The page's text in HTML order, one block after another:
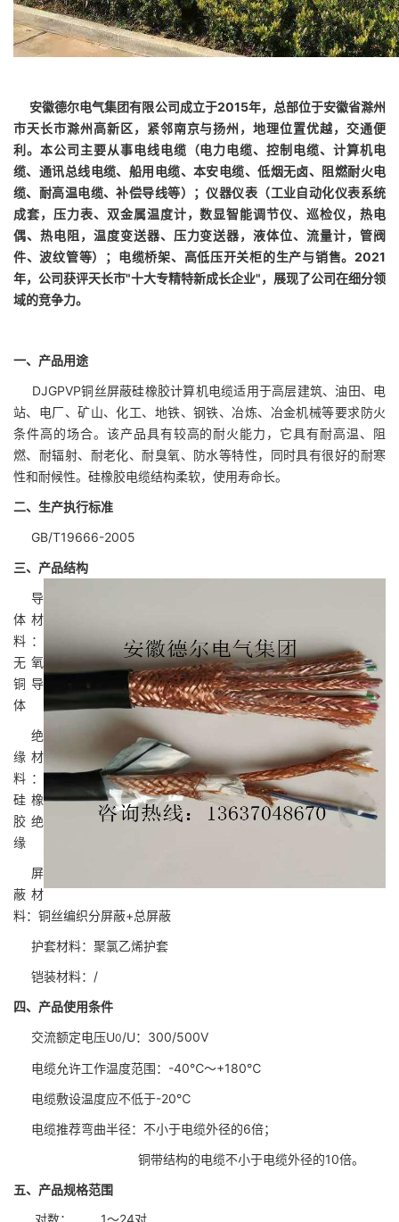
安徽德尔电气集团有限公司成立于2015年，总部位于安徽省滁州
市天长市滁州高新区， 紧邻南京与扬州，地理位置优越，交通便
利。 本公司主要从事电线电缆（电力电缆、控制电缆、计算机电
缆、通讯总线电缆、船用电缆、本安电缆、低烟无卤、阻燃耐火电
缆、耐高温电缆、补偿导线等）；仪器仪表（工业自动化仪表系统
成套，压力表、双金属温度计，数显智能调节仪、巡检仪，热电
偶、热电阻，温度变送器、压力变送器，液体位、流量计，管阀
件、波纹管等）；电缆桥架、高低压开关柜的生产与销售。 2021
年，公司获评天长市"十大专精特新成长企业"，展现了公司在细分领
域的竞争力。
一、产品用途
DJGPVP铜丝屏蔽硅橡胶计算机电缆适用于高层建筑、油田、电
站、电厂、矿山、化工、地铁、钢铁、冶炼、冶金机械等要求防火
条件高的场合。该产品具有较高的耐火能力，它具有耐高温、阻
燃、耐辐射、耐老化、耐臭氧、防水等特性，同时具有很好的耐寒
性和耐候性。硅橡胶电缆结构柔软，使用寿命长。
二、生产执行标准
GB/T19666-2005
三、产品结构
导
体材
料：
无氧
铜导
体
绝
缘材
料：
硅橡
胶绝
缘
屏
蔽材
料：铜丝编织分屏蔽+总屏蔽
护套材料：聚氯乙烯护套
铠装材料：/
四、产品使用条件
交流额定电压U0/U：300/500V
电缆允许工作温度范围：-40℃～+180℃
电缆敷设温度应不低于-20℃
电缆推荐弯曲半径：不小于电缆外径的6倍；
铜带结构的电缆不小于电缆外径的10倍。
五、产品规格范围
对数： 1～24对